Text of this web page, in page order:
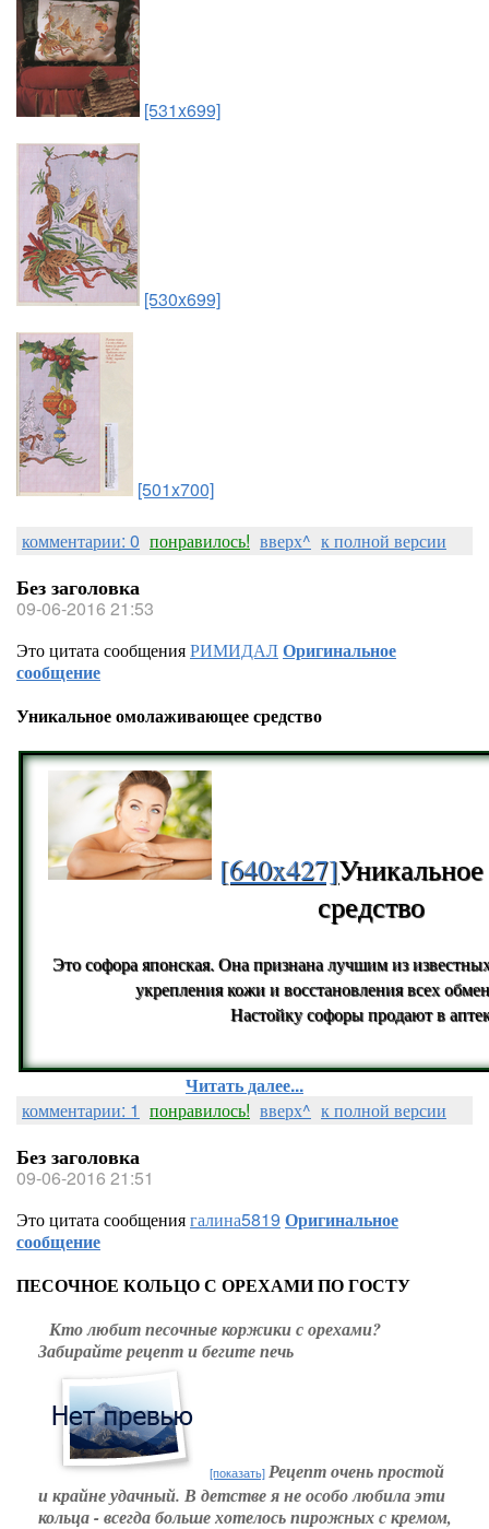
[531x699]
[530x699]
[501x700]
комментарии: 0 понравилось! вверх^ к полной версии
Без заголовка
09-06-2016 21:53
Это цитата сообщенияРИМИДАЛОригинальное
сообщение
Уникальное омолаживающее средство
[640x427]
средство
Это софора японская. Она признана лучшим из
укрепления кожи и восстановления всех
Настойку софоры продают в
Читать далее...
комментарии: 1 понравилось! вверх^ к полной версии
Без заголовка
09-06-2016 21:51
Это цитата сообщениягалина5819 Оригинальное
сообщение
ПЕСОЧНОЕ КОЛЬЦО С ОРЕХАМИ ПО ГОСТУ
Кто любит песочные коржики с орехами?
Забирайте рецепт и бегите печь
[показать] Рецепт очень простой
и крайне удачный. В детстве я не особо любила эти
кольца - всегда больше хотелось пирожных с кремом,